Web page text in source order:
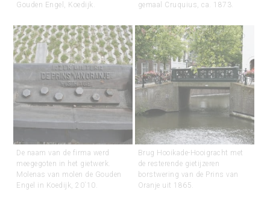
Gouden Engel, Koedijk.
gemaal Cruquius, ca. 1873.
De naam van de firma werd
meegegoten in het gietwerk.
Molenas van molen de Gouden
Engel in Koedijk, 20`10.
Brug Hooikade-Hooigracht met
de resterende gietijzeren
borstwering van de Prins van
Oranje uit 1865.